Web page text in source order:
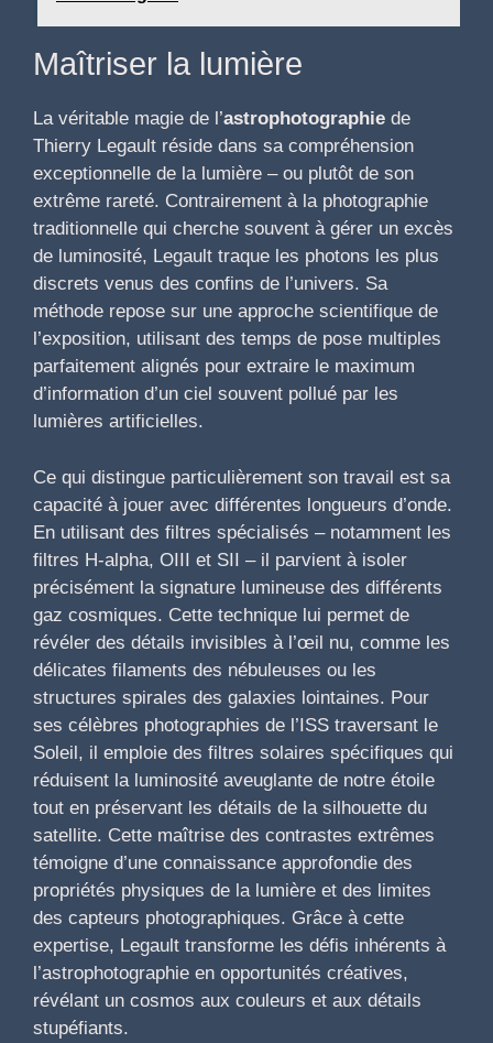
Maîtriser la lumière
La véritable magie de l’astrophotographie de
Thierry Legault réside dans sa compréhension
exceptionnelle de la lumière – ou plutôt de son
extrême rareté. Contrairement à la photographie
traditionnelle qui cherche souvent à gérer un excès
de luminosité, Legault traque les photons les plus
discrets venus des confins de l’univers. Sa
méthode repose sur une approche scientifique de
l’exposition, utilisant des temps de pose multiples
parfaitement alignés pour extraire le maximum
d’information d’un ciel souvent pollué par les
lumières artificielles.
Ce qui distingue particulièrement son travail est sa
capacité à jouer avec différentes longueurs d’onde.
En utilisant des filtres spécialisés – notamment les
filtres H-alpha, OIII et SII – il parvient à isoler
précisément la signature lumineuse des différents
gaz cosmiques. Cette technique lui permet de
révéler des détails invisibles à l’œil nu, comme les
délicates filaments des nébuleuses ou les
structures spirales des galaxies lointaines. Pour
ses célèbres photographies de l’ISS traversant le
Soleil, il emploie des filtres solaires spécifiques qui
réduisent la luminosité aveuglante de notre étoile
tout en préservant les détails de la silhouette du
satellite. Cette maîtrise des contrastes extrêmes
témoigne d’une connaissance approfondie des
propriétés physiques de la lumière et des limites
des capteurs photographiques. Grâce à cette
expertise, Legault transforme les défis inhérents à
l’astrophotographie en opportunités créatives,
révélant un cosmos aux couleurs et aux détails
stupéfiants.